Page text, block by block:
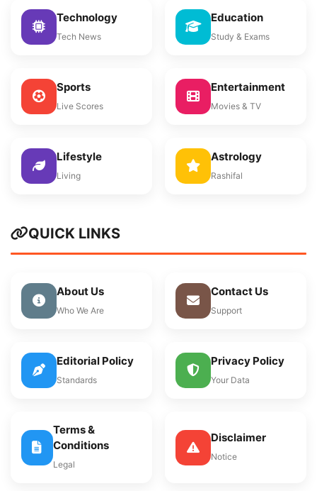
Technology
Tech News
Education
Study & Exams
Sports
Live Scores
Entertainment
Movies & TV
Lifestyle
Living
Astrology
Rashifal
QUICK LINKS
About Us
Who We Are
Contact Us
Support
Editorial Policy
Standards
Privacy Policy
Your Data
Terms &
Conditions
Legal
Disclaimer
Notice